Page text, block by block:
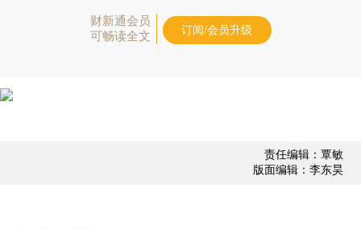
财新通会员
可畅读全文
订阅/会员升级
责任编辑：覃敏
版面编辑：李东昊